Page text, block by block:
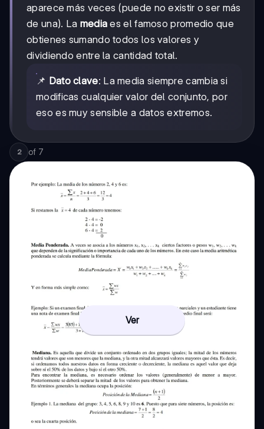
aparece más veces (puede no existir o ser más
de una). La media es el famoso promedio que
obtienes sumando todos los valores y
dividiendo entre la cantidad total.
📌 Dato clave: La media siempre cambia si
modificas cualquier valor del conjunto, por
eso es muy sensible a datos extremos.
2 of 7
Ver